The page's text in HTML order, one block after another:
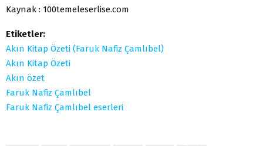
Kaynak : 100temeleserlise.com
Etiketler:
Akın Kitap Özeti (Faruk Nafiz Çamlıbel)
Akın Kitap Özeti
Akın özet
Faruk Nafiz Çamlıbel
Faruk Nafiz Çamlıbel eserleri